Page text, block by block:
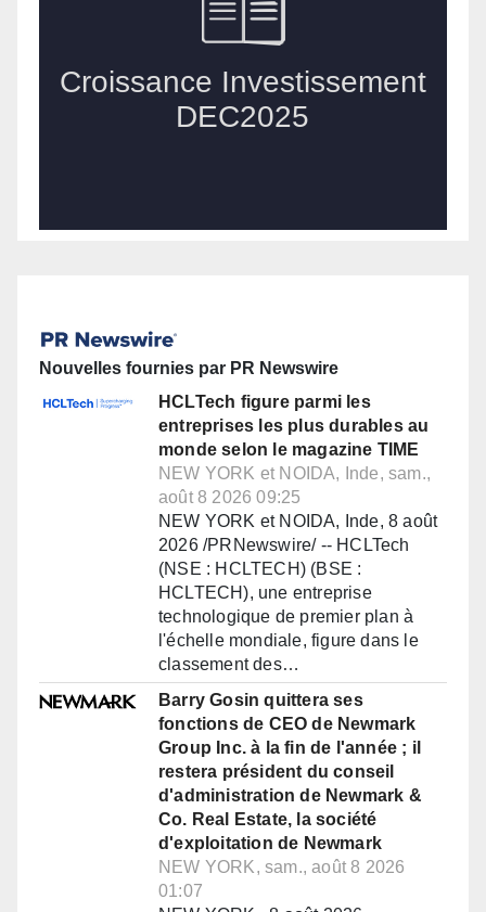
Nouvelles fournies par PR Newswire
HCLTech figure parmi les
entreprises les plus durables au
monde selon le magazine TIME
NEW YORK et NOIDA, Inde, sam.,
août 8 2026 09:25
NEW YORK et NOIDA, Inde, 8 août
2026 /PRNewswire/ -- HCLTech
(NSE : HCLTECH) (BSE :
HCLTECH), une entreprise
technologique de premier plan à
l'échelle mondiale, figure dans le
classement des…
Barry Gosin quittera ses
fonctions de CEO de Newmark
Group Inc. à la fin de l'année ; il
restera président du conseil
d'administration de Newmark &
Co. Real Estate, la société
d'exploitation de Newmark
NEW YORK, sam., août 8 2026
01:07